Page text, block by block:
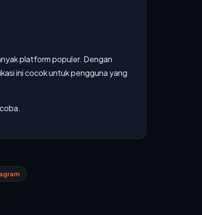
platform populer. Dengan
ini cocok untuk pengguna yang